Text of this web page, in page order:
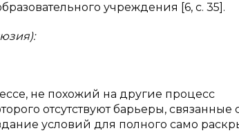
учреждения [6, с. 35].
не похожий на другие процесс
отсутствуют барьеры, связанные
условий для полного само